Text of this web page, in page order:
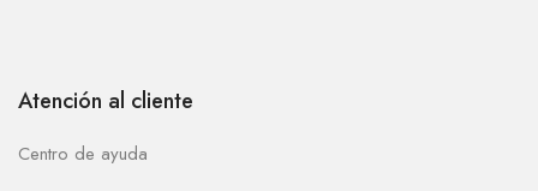
Atención al cliente
Centro de ayuda